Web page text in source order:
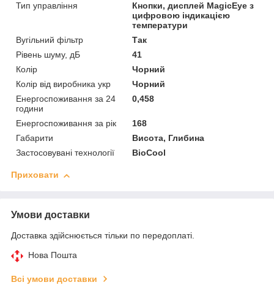
Тип управління
Кнопки, дисплей MagicEye з
цифровою індикацією
температури
Вугільний фільтр
Так
Рівень шуму, дБ
41
Колір
Чорний
Колір від виробника укр
Чорний
Енергоспоживання за 24
години
0,458
Енергоспоживання за рік
168
Габарити
Висота, Глибина
Застосовувані технології
BioCool
Приховати
Умови доставки
Доставка здійснюється тільки по передоплаті.
Нова Пошта
Всі умови доставки